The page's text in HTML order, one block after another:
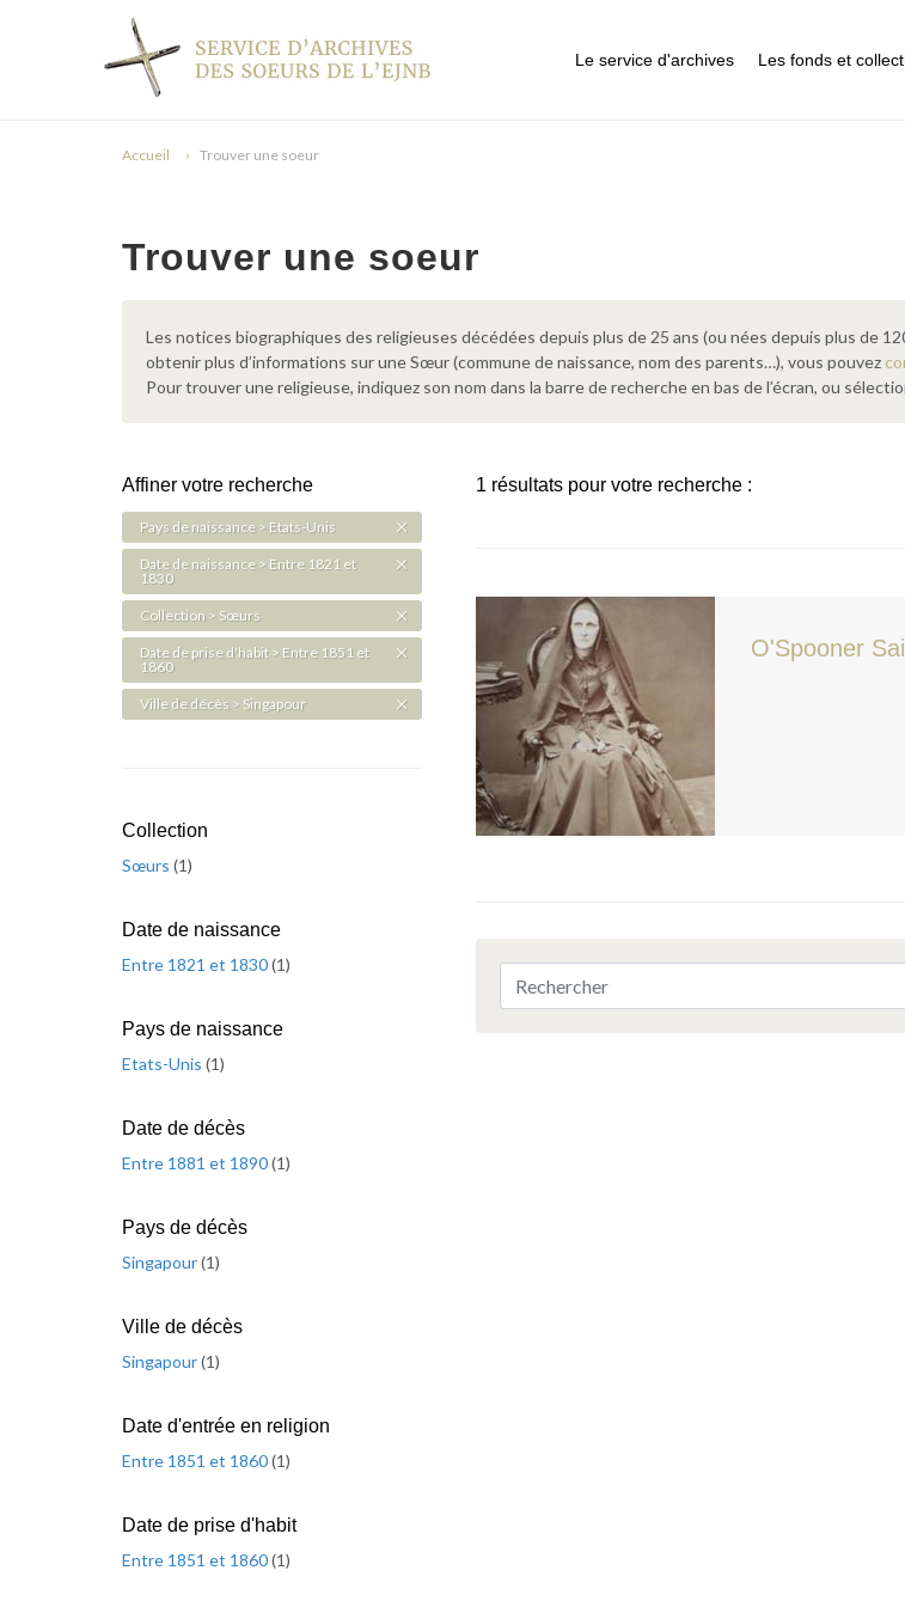
Le service d'archives Les fonds et
Accueil Trouver une soeur
Trouver une soeur
Les notices biographiques des religieuses décédées depuis plus de 25 ans (ou nées depuis plus de
obtenir plus d’informations sur une Sœur (commune de naissance, nom des parents…), vous pouvez
Pour trouver une religieuse, indiquez son nom dans la barre de recherche en bas de l’écran, ou
1 résultats pour votre recherche :
O'Spooner
Affiner votre recherche
Pays de naissance > Etats-Unis
Date de naissance > Entre 1821 et
1830
Collection > Sœurs
Date de prise d'habit > Entre 1851 et
1860
Ville de décès > Singapour
Collection
Sœurs (1)
Date de naissance
Entre 1821 et 1830(1)
Pays de naissance
Etats-Unis (1)
Date de décès
Entre 1881 et 1890(1)
Pays de décès
Singapour(1)
Ville de décès
Singapour(1)
Date d'entrée en religion
Entre 1851 et 1860(1)
Date de prise d'habit
Entre 1851 et 1860(1)